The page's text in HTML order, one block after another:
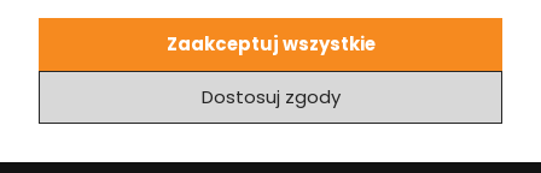
Kontakt
tel: +48 22 699 95 55
kontakt@designtown.pl
Dostosuj zgody
Zaakceptuj wszystkie